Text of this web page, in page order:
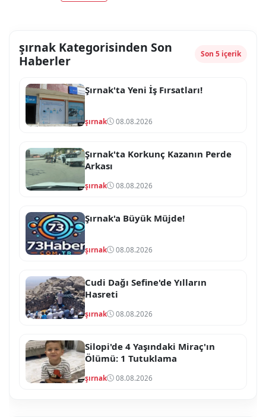
şırnak Kategorisinden Son
Haberler
Son 5 içerik
Şırnak'ta Yeni İş Fırsatları!
şırnak 08.08.2026
Şırnak'ta Korkunç Kazanın Perde
Arkası
şırnak 08.08.2026
Şırnak'a Büyük Müjde!
şırnak 08.08.2026
Cudi Dağı Sefine'de Yılların
Hasreti
şırnak 08.08.2026
Silopi'de 4 Yaşındaki Miraç'ın
Ölümü: 1 Tutuklama
şırnak 08.08.2026